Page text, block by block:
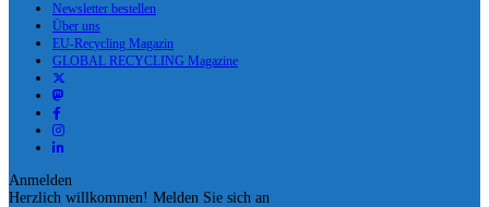
Newsletter bestellen
Über uns
EU-Recycling Magazin
GLOBAL RECYCLING Magazine
Anmelden
Herzlich willkommen! Melden Sie sich an